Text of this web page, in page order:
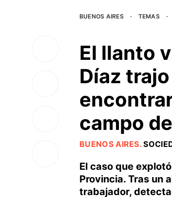
BUENOS AIRES · TEMAS ·
El llanto
Díaz
campo
BUENOS AIRES.
El caso que
Provincia. Tras un
trabajador,